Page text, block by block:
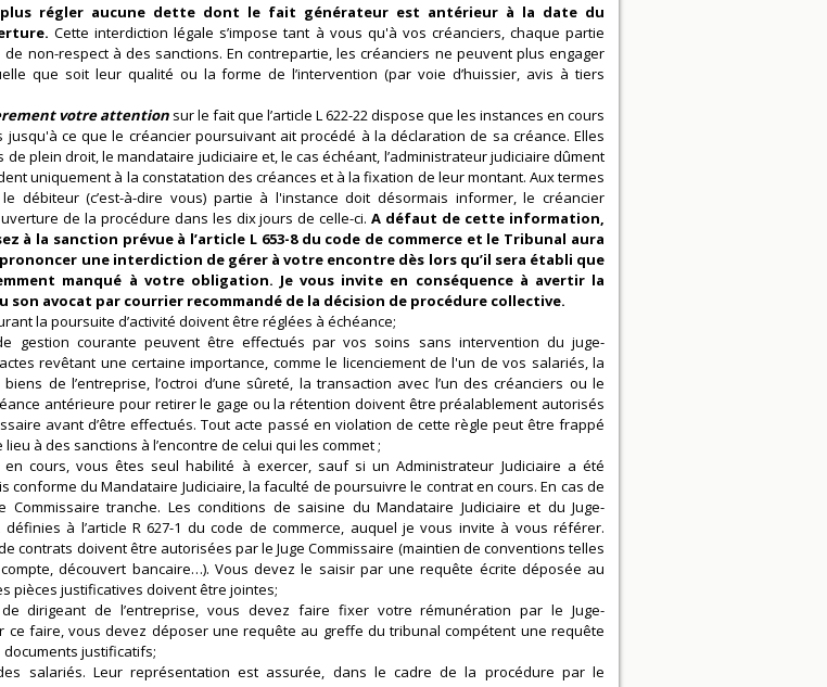
plus régler aucune dette dont le fait générateur est antérieur à la date du
Cette interdiction légale s’impose tant à vous qu'à vos créanciers, chaque partie
de non-respect à des sanctions. En contrepartie, les créanciers ne peuvent plus engager
que soit leur qualité ou la forme de l’intervention (par voie d’huissier, avis à tiers
votre attention sur le fait que l’article L 622-22 dispose que les instances en cours
jusqu'à ce que le créancier poursuivant ait procédé à la déclaration de sa créance. Elles
de plein droit, le mandataire judiciaire et, le cas échéant, l’administrateur judiciaire dûment
uniquement à la constatation des créances et à la fixation de leur montant. Aux termes
débiteur (c’est-à-dire vous) partie à l'instance doit désormais informer, le créancier
de la procédure dans les dix jours de celle-ci.A défaut de cette information,
à la sanction prévue à l’article L 653-8 du code de commerce et le Tribunal aura
une interdiction de gérer à votre encontre dès lors qu’il sera établi que
manqué à votre obligation. Je vous invite en conséquence à avertir la
son avocat par courrier recommandé de la décision de procédure collective.
la poursuite d’activité doivent être réglées à échéance;
gestion courante peuvent être effectués par vos soins sans intervention du juge-
revêtant une certaine importance, comme le licenciement de l'un de vos salariés, la
de l’entreprise, l’octroi d’une sûreté, la transaction avec l’un des créanciers ou le
antérieure pour retirer le gage ou la rétention doivent être préalablement autorisés
avant d’être effectués. Tout acte passé en violation de cette règle peut être frappé
à des sanctions à l’encontre de celui qui les commet ;
cours, vous êtes seul habilité à exercer, sauf si un Administrateur Judiciaire a été
conforme du Mandataire Judiciaire, la faculté de poursuivre le contrat en cours. En cas de
Commissaire tranche. Les conditions de saisine du Mandataire Judiciaire et du Juge-
définies à l’article R 627-1 du code de commerce, auquel je vous invite à vous référer.
contrats doivent être autorisées par le Juge Commissaire (maintien de conventions telles
découvert bancaire…). Vous devez le saisir par une requête écrite déposée au
pièces justificatives doivent être jointes;
dirigeant de l’entreprise, vous devez faire fixer votre rémunération par le Juge-
ce faire, vous devez déposer une requête au greffe du tribunal compétent une requête
documents justificatifs;
salariés. Leur représentation est assurée, dans le cadre de la procédure par le